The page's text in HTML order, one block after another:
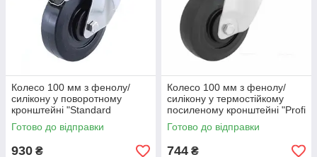
Колесо 100 мм з фенолу/
силікону у поворотному
кронштейні "Standard
Thermo" з майданчиком і
гальмом (-40 +260°С), втулка
Готово до відправки
930 ₴
Колесо 100 мм з фенолу/
силікону у термостійкому
посиленому кронштейні "Profi
Thermo" з майданчиком (-40
+260°С), втулка сталь
Готово до відправки
744 ₴